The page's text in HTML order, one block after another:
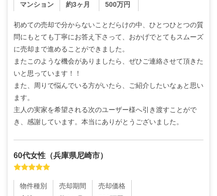
マンション
約3ヶ月
500万円
初めての売却で分からないことだらけの中、ひとつひとつの質
問にもとても丁寧にお答え下さって、おかげでとてもスムーズ
に売却まで進めることができました。
またこのような機会がありましたら、ぜひご連絡させて頂きた
いと思っています！！
また、周りで悩んでいる方がいたら、ご紹介したいなぁと思い
ます。
主人の実家を希望される次のユーザー様へ引き渡すことがで
き、感謝しています。本当にありがとうございました。
60代女性 （兵庫県尼崎市）
物件種別
売却期間
売却価格